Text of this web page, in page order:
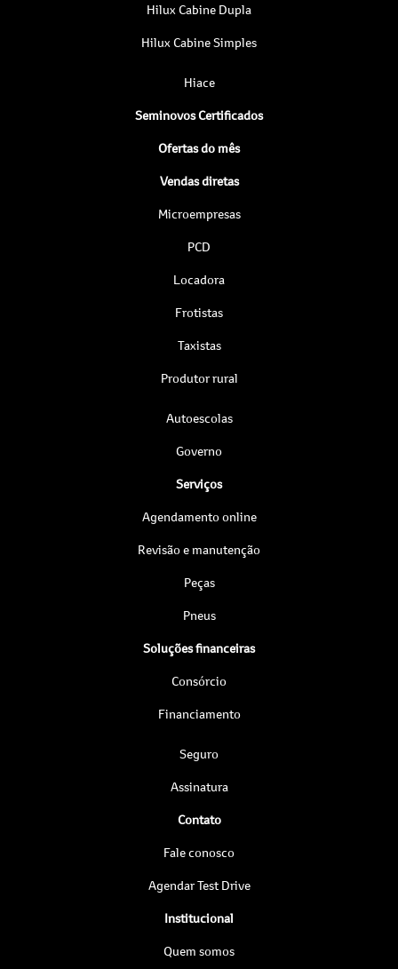
Hilux Cabine Dupla
Hilux Cabine Simples
Hiace
Seminovos Certificados
Ofertas do mês
Vendas diretas
Microempresas
PCD
Locadora
Frotistas
Taxistas
Produtor rural
Autoescolas
Governo
Serviços
Agendamento online
Revisão e manutenção
Peças
Pneus
Soluções financeiras
Consórcio
Financiamento
Seguro
Assinatura
Contato
Fale conosco
Agendar Test Drive
Institucional
Quem somos